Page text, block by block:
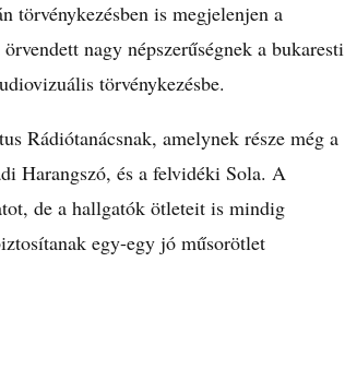
törvénykezésben is megjelenjen a
nagy népszerűségnek a bukaresti
törvénykezésbe.
Rádiótanácsnak, amelynek része még a
Harangszó, és a felvidéki Sola. A
de a hallgatók ötleteit is mindig
egy-egy jó műsorötlet